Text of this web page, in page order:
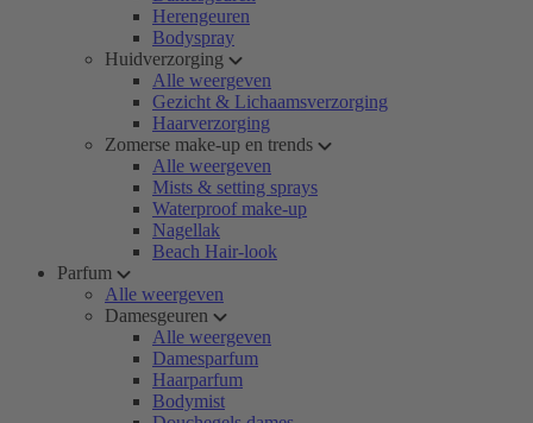
Herengeuren
Bodyspray
Huidverzorging
Alle weergeven
Gezicht & Lichaamsverzorging
Haarverzorging
Zomerse make-up en trends
Alle weergeven
Mists & setting sprays
Waterproof make-up
Nagellak
Beach Hair-look
Parfum
Alle weergeven
Damesgeuren
Alle weergeven
Damesparfum
Haarparfum
Bodymist